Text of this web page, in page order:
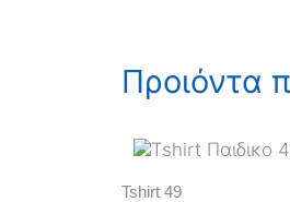
Προιόντα
Tshirt 49